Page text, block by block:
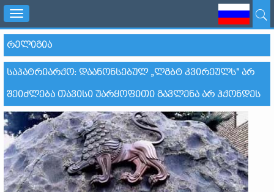
Toggle
navigation
ᲠᲔᲚᲘᲒᲘᲐ
ᲡᲐᲞᲐᲢᲠᲘᲐᲠᲥᲝ: ᲓᲐᲐᲜᲝᲜᲡᲔᲑᲣᲚ „ᲚᲒᲑᲢ ᲙᲕᲘᲠᲔᲣᲚᲡ" ᲐᲠ
ᲨᲔᲘᲫᲚᲔᲑᲐ ᲗᲐᲕᲘᲡᲘ ᲣᲐᲠᲧᲝᲤᲘᲗᲘ ᲒᲐᲕᲚᲔᲜᲐ ᲐᲠ ᲰᲥᲝᲜᲓᲔᲡ